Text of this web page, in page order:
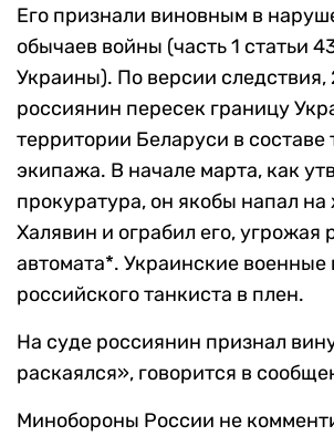
Его признали виновным в
обычаев войны (часть 1 статьи
Украины). По версии следствия,
россиянин пересек границу
территории Беларуси в составе
экипажа. В начале марта, как
прокуратура, он якобы напал на
Халявин и ограбил его, угрожая
автомата*. Украинские военные
российского танкиста в плен.
На суде россиянин признал
раскаялся», говорится в
Минобороны России не